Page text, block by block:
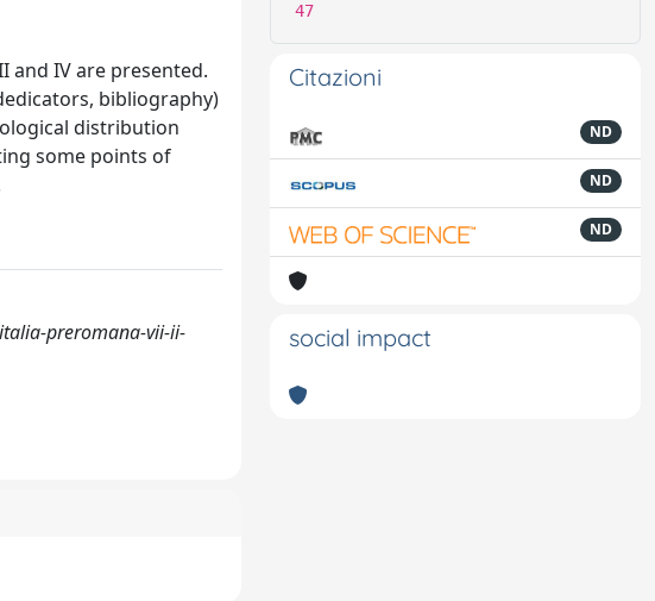
and IV are presented.
bibliography)
distribution
some points of
preromana-vii-ii-
47
Citazioni
ND
ND
ND
social impact